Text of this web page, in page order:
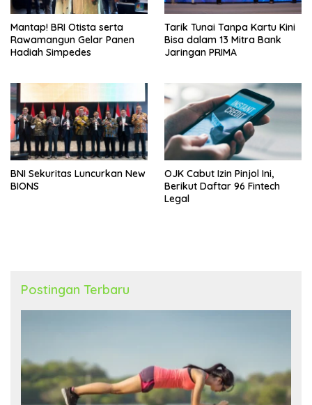
Mantap! BRI Otista serta
Rawamangun Gelar Panen
Hadiah Simpedes
Tarik Tunai Tanpa Kartu Kini
Bisa dalam 13 Mitra Bank
Jaringan PRIMA
BNI Sekuritas Luncurkan New
BIONS
OJK Cabut Izin Pinjol Ini,
Berikut Daftar 96 Fintech
Legal
Postingan Terbaru